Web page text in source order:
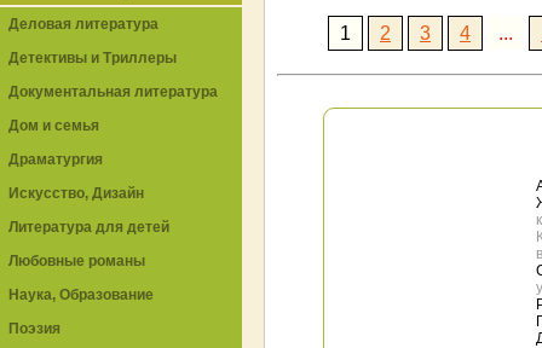
1 2 3 4 ...
Деловая литература
Детективы и Триллеры
Документальная литература
Дом и семья
Драматургия
Искусство, Дизайн
Литература для детей
Любовные романы
Наука, Образование
Поэзия